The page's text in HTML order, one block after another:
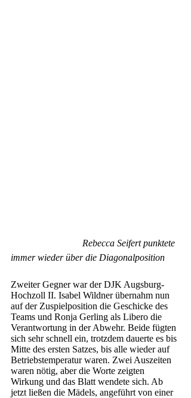
Rebecca Seifert punktete
immer wieder über die Diagonalposition
Zweiter Gegner war der DJK Augsburg-
Hochzoll II. Isabel Wildner übernahm nun
auf der Zuspielposition die Geschicke des
Teams und Ronja Gerling als Libero die
Verantwortung in der Abwehr. Beide fügten
sich sehr schnell ein, trotzdem dauerte es bis
Mitte des ersten Satzes, bis alle wieder auf
Betriebstemperatur waren. Zwei Auszeiten
waren nötig, aber die Worte zeigten
Wirkung und das Blatt wendete sich. Ab
jetzt ließen die Mädels, angeführt von einer